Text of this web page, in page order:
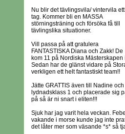
Nu blir det tävlingsvila/ vintervila ett
tag. Kommer bli en MASSA
störningsträning och försöka få till
tävlingslika situationer.
Vill passa på att gratulera
FANTASTISKA Diana och Zakk! De
kom 11 på Nordiska
Sedan har de glänst vidare på
verkligen ett helt fantastiskt team!!
Jätte GRATTIS även till Nadine
lydnadsklass 1 och placerade sig
på så är ni snart i eliten!!!
Sjuk har jag varit hela veckan.
vakande i morse kunde jag inte
det låter mer som väsande *s* så